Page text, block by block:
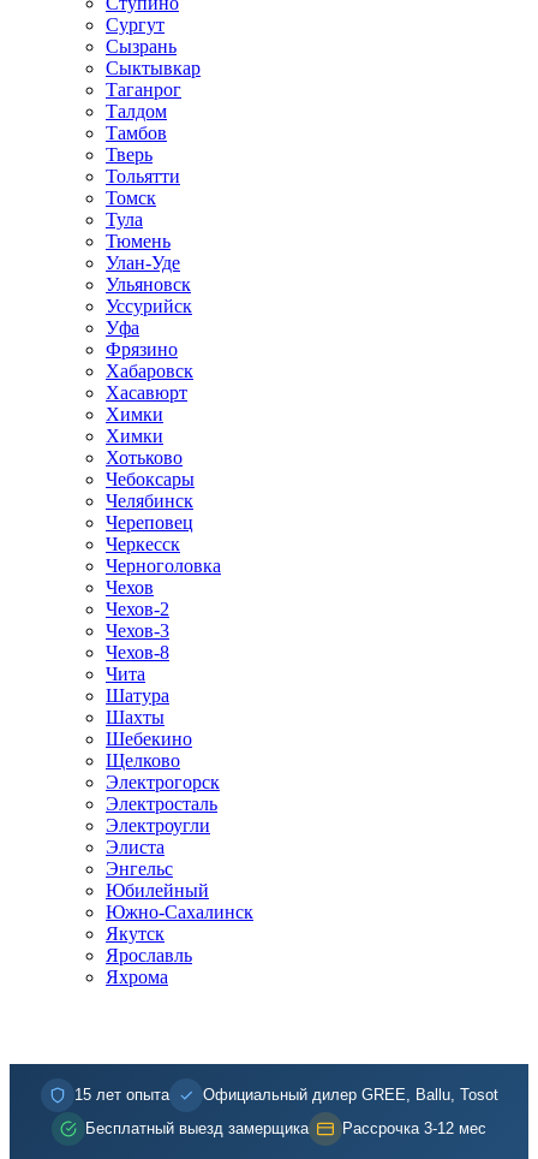
Сургут
Сызрань
Сыктывкар
Таганрог
Талдом
Тамбов
Тверь
Тольятти
Томск
Тула
Тюмень
Улан-Уде
Ульяновск
Уссурийск
Уфа
Фрязино
Хабаровск
Хасавюрт
Химки
Химки
Хотьково
Чебоксары
Челябинск
Череповец
Черкесск
Черноголовка
Чехов
Чехов-2
Чехов-3
Чехов-8
Чита
Шатура
Шахты
Шебекино
Щелково
Электрогорск
Электросталь
Электроугли
Элиста
Энгельс
Юбилейный
Южно-Сахалинск
Якутск
Ярославль
Яхрома
15 лет опыта
Официальный дилер GREE, Ballu, Tosot
Бесплатный выезд замерщика
Рассрочка 3-12 мес